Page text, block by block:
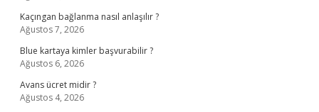
Kaçıngan bağlanma nasıl anlaşılır ?
Ağustos 7, 2026
Blue kartaya kimler başvurabilir ?
Ağustos 6, 2026
Avans ücret midir ?
Ağustos 4, 2026